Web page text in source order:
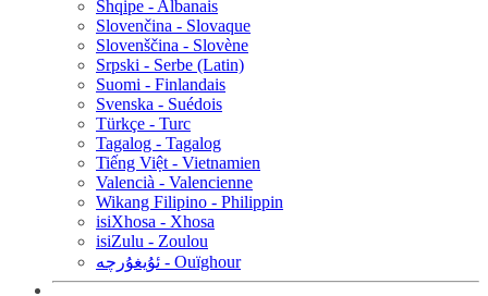
Shqipe - Albanais
Slovenčina - Slovaque
Slovenščina - Slovène
Srpski - Serbe (Latin)
Suomi - Finlandais
Svenska - Suédois
Türkçe - Turc
Tagalog - Tagalog
Tiếng Việt - Vietnamien
Valencià - Valencienne
Wikang Filipino - Philippin
isiXhosa - Xhosa
isiZulu - Zoulou
ئۇيغۇرچە - Ouïghour